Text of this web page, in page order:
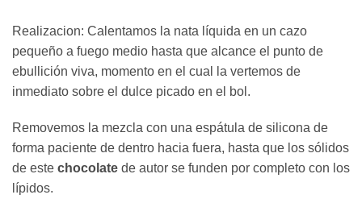
Realizacion: Calentamos la nata líquida en un cazo
pequeño a fuego medio hasta que alcance el punto de
ebullición viva, momento en el cual la vertemos de
inmediato sobre el dulce picado en el bol.
Removemos la mezcla con una espátula de silicona de
forma paciente de dentro hacia fuera, hasta que los sólidos
de este chocolate de autor se funden por completo con los
lípidos.